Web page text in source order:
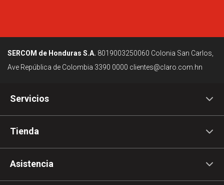
SERCOM de Honduras S.A. 8019003250060 Colonia San Carlos,
Ave República de Colombia 3390 0000 clientes@claro.com.hn
Servicios
Tienda
Asistencia